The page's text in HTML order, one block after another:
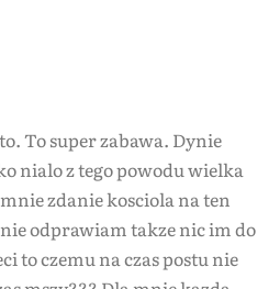
To super zabawa. Dynie
nialo z tego powodu wielka
zdanie kosciola na ten
odprawiam takze nic im do
to czemu na czas postu nie